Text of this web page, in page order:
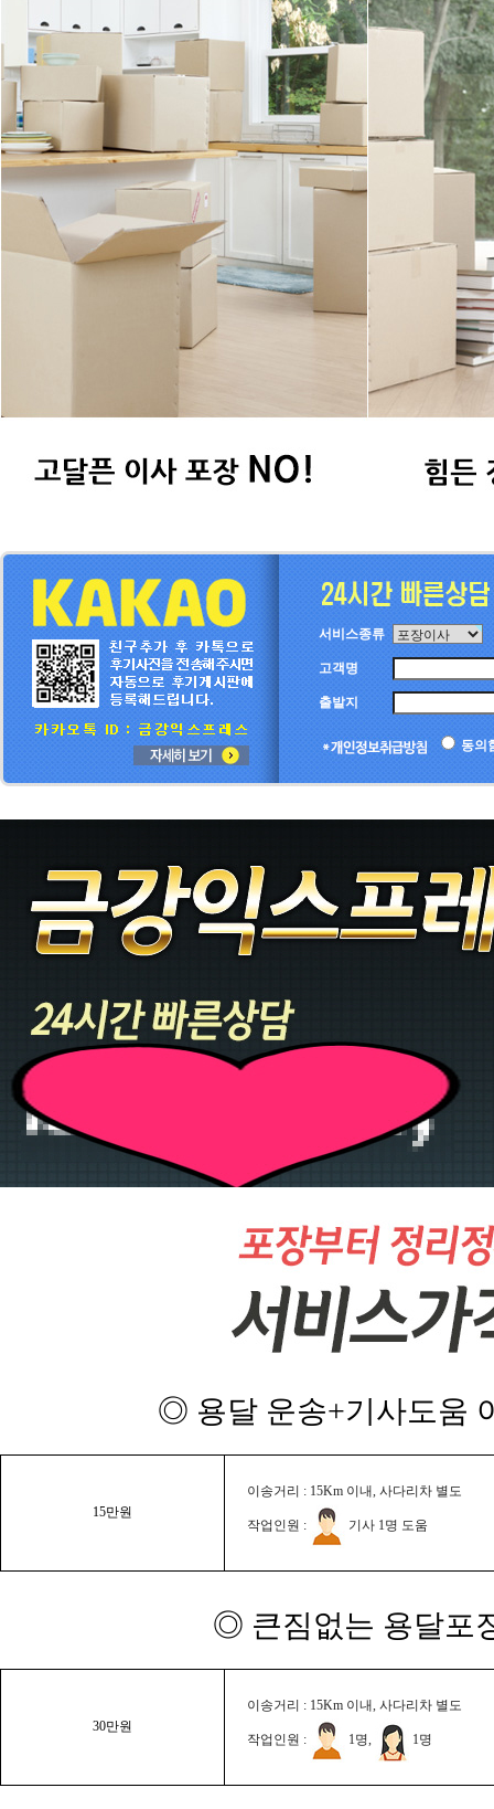
서비스종류
고객명
출발지
동의
◎ 용달 운송+기사도움
15만원
이송거리 : 15Km 이내, 사다리차 별도
작업인원 : 기사 1명 도움
◎ 큰짐없는 용달포
30만원
이송거리 : 15Km 이내, 사다리차 별도
작업인원 : 1명, 1명